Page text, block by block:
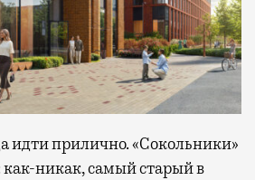
идти прилично. «Сокольники»
никак, самый старый в